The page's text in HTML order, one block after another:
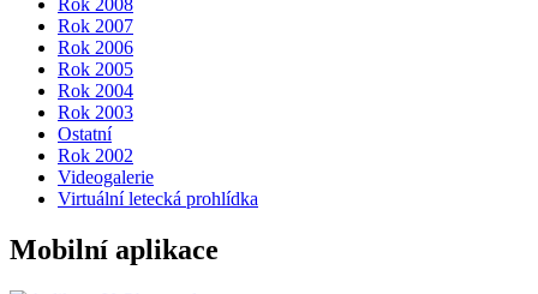
Rok 2008
Rok 2007
Rok 2006
Rok 2005
Rok 2004
Rok 2003
Ostatní
Rok 2002
Videogalerie
Virtuální letecká prohlídka
Mobilní aplikace